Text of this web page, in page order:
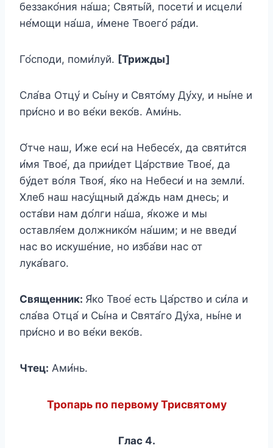
беззако́ния на́ша; Святы́й, посети́ и исцели́
не́мощи на́ша, и́мене Твоего́ ра́ди.
Го́споди, поми́луй. [Трижды]
Сла́ва Отцу́ и Сы́ну и Свято́му Ду́ху, и ны́не и
при́сно и во ве́ки веко́в. Ами́нь.
О́тче наш, И́же еси́ на Небесе́х, да святи́тся
и́мя Твое́, да прии́дет Ца́рствие Твое́, да
бу́дет во́ля Твоя́, я́ко на Небеси́ и на земли́.
Хлеб наш насу́щный да́ждь нам днесь; и
оста́ви нам до́лги на́ша, я́коже и мы
оставля́ем должнико́м на́шим; и не введи́
нас во искуше́ние, но изба́ви нас от
лука́ваго.
Священник: Я́ко Твое́ есть Ца́рство и си́ла и
сла́ва Отца́ и Сы́на и Свята́го Ду́ха, ны́не и
при́сно и во ве́ки веко́в.
Чтец: Ами́нь.
Тропарь по первому Трисвятому
Глас 4.